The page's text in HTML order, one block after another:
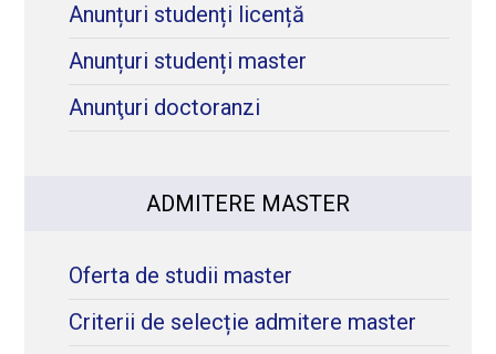
Anunțuri studenți licență
Anunțuri studenți master
Anunţuri doctoranzi
ADMITERE MASTER
Oferta de studii master
Criterii de selecție admitere master